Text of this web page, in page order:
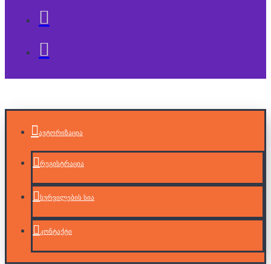
ავტორიზაცია
რეგისტრაცია
სურვილების სია
კონტაქტი